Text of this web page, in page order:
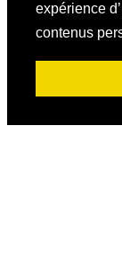
expérience
contenus